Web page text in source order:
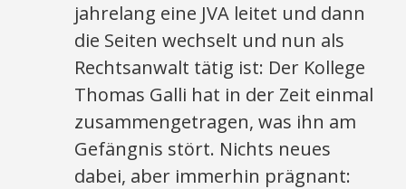
jahrelang eine JVA leitet und dann
die Seiten wechselt und nun als
Rechtsanwalt tätig ist: Der Kollege
Thomas Galli hat in der Zeit einmal
zusammengetragen, was ihn am
Gefängnis stört. Nichts neues
dabei, aber immerhin prägnant: